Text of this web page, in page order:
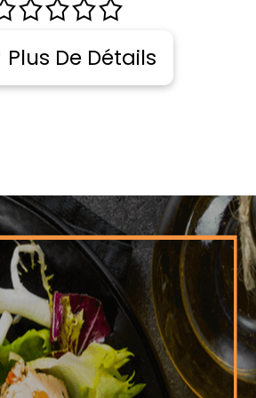
Plus De Détails